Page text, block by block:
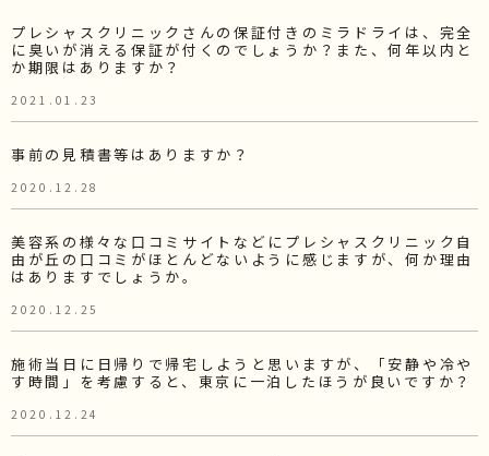
プレシャスクリニックさんの保証付きのミラドライは、完全
に臭いが消える保証が付くのでしょうか？また、何年以内と
か期限はありますか？
2021.01.23
事前の見積書等はありますか？
2020.12.28
美容系の様々な口コミサイトなどにプレシャスクリニック自
由が丘の口コミがほとんどないように感じますが、何か理由
はありますでしょうか。
2020.12.25
施術当日に日帰りで帰宅しようと思いますが、「安静や冷や
す時間」を考慮すると、東京に一泊したほうが良いですか？
2020.12.24